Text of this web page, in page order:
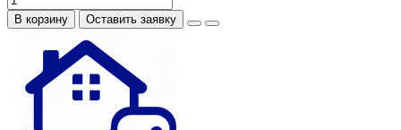
В корзину Оставить заявку